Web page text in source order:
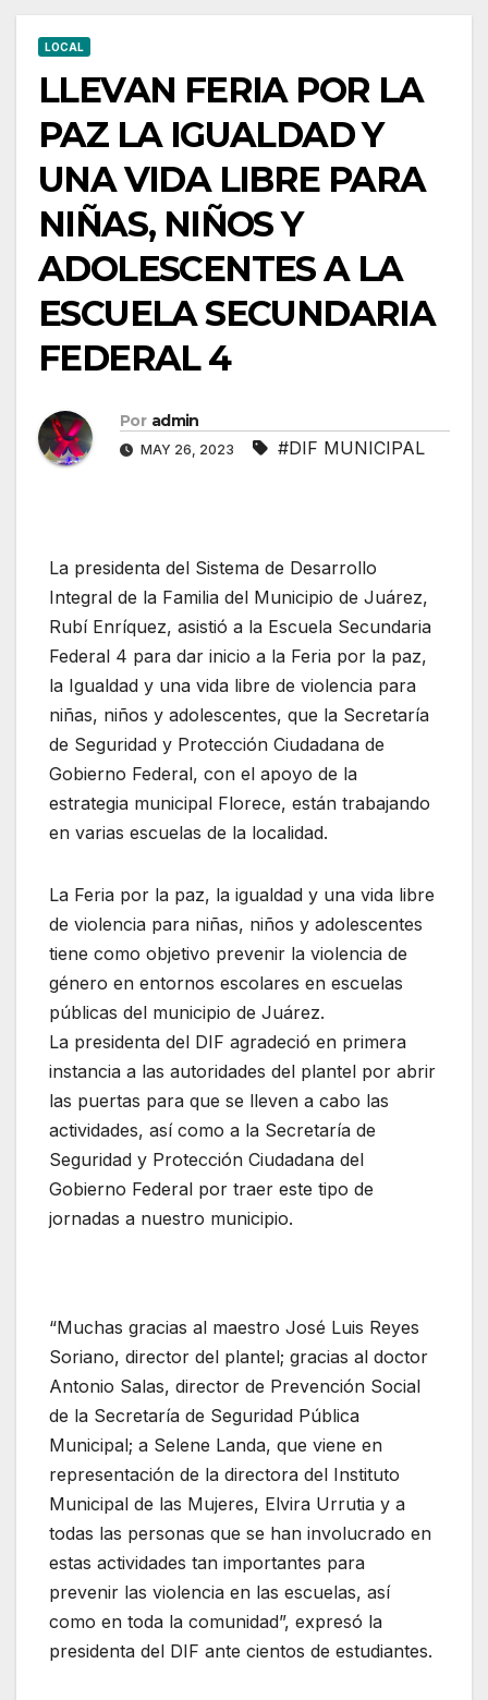
SECUNDARIA
FEDERAL
4
LOCAL
LLEVAN FERIA POR LA
PAZ LA IGUALDAD Y
UNA VIDA LIBRE PARA
NIÑAS, NIÑOS Y
ADOLESCENTES A LA
ESCUELA SECUNDARIA
FEDERAL 4
Por admin
MAY 26, 2023 #DIF MUNICIPAL
La presidenta del Sistema de Desarrollo
Integral de la Familia del Municipio de Juárez,
Rubí Enríquez, asistió a la Escuela Secundaria
Federal 4 para dar inicio a la Feria por la paz,
la Igualdad y una vida libre de violencia para
niñas, niños y adolescentes, que la Secretaría
de Seguridad y Protección Ciudadana de
Gobierno Federal, con el apoyo de la
estrategia municipal Florece, están trabajando
en varias escuelas de la localidad.
La Feria por la paz, la igualdad y una vida libre
de violencia para niñas, niños y adolescentes
tiene como objetivo prevenir la violencia de
género en entornos escolares en escuelas
públicas del municipio de Juárez.
La presidenta del DIF agradeció en primera
instancia a las autoridades del plantel por abrir
las puertas para que se lleven a cabo las
actividades, así como a la Secretaría de
Seguridad y Protección Ciudadana del
Gobierno Federal por traer este tipo de
jornadas a nuestro municipio.
“Muchas gracias al maestro José Luis Reyes
Soriano, director del plantel; gracias al doctor
Antonio Salas, director de Prevención Social
de la Secretaría de Seguridad Pública
Municipal; a Selene Landa, que viene en
representación de la directora del Instituto
Municipal de las Mujeres, Elvira Urrutia y a
todas las personas que se han involucrado en
estas actividades tan importantes para
prevenir las violencia en las escuelas, así
como en toda la comunidad”, expresó la
presidenta del DIF ante cientos de estudiantes.